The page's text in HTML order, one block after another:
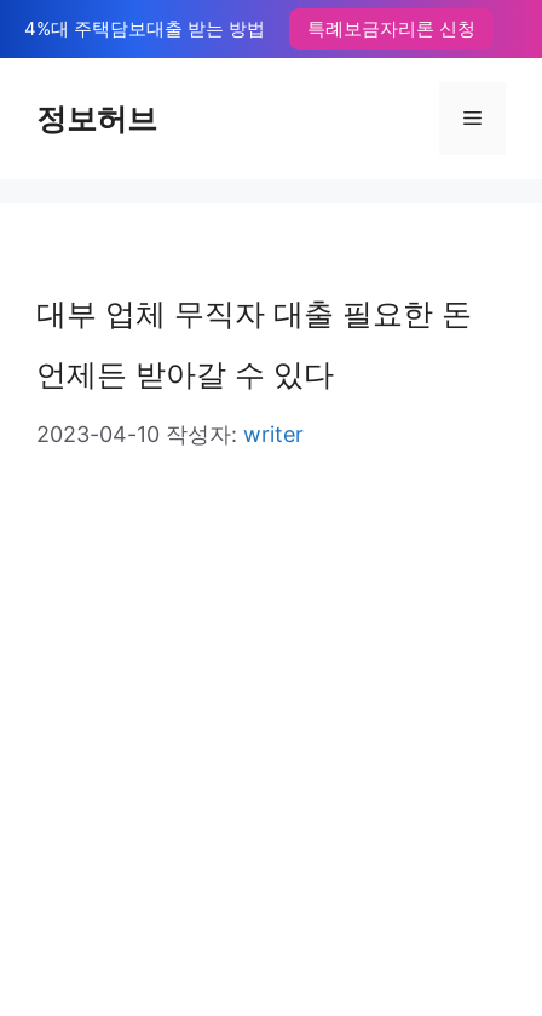
텐
4%대 주택담보대출 받는 방법 특례보금자리론 신청
정보허브 메
대부 업체 무직자 대출 필요한 돈
언제든 받아갈 수 있다
2023-04-10 작성자: writer